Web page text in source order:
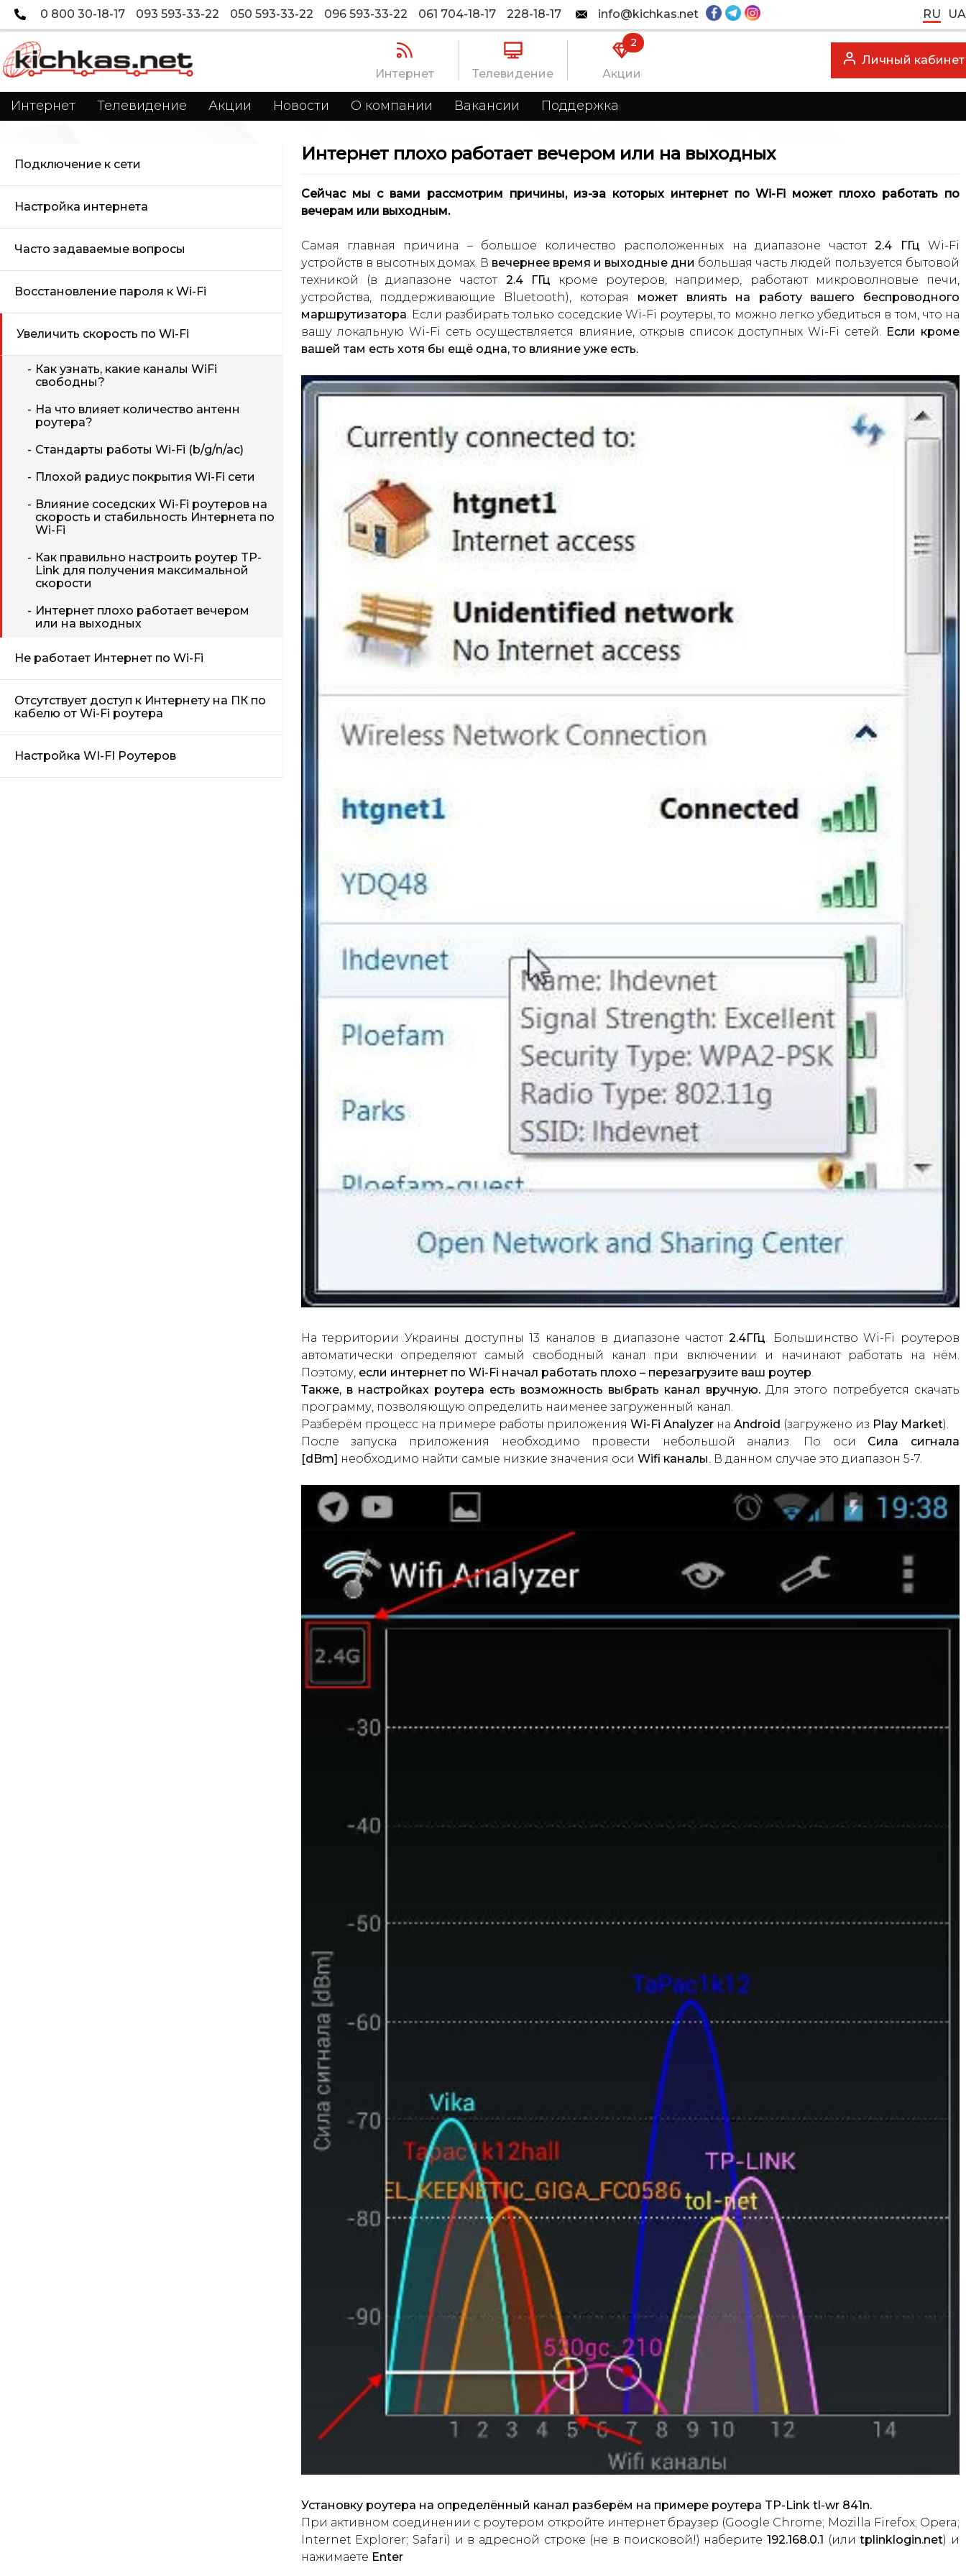
0 800 30-18-17 093 593-33-22 050 593-33-22 096 593-33-22 061 704-18-17 228-18-17 info@kichkas.net RU UA
Интернет Телевидение
2
Акции
Личный кабинет
Интернет Телевидение Акции Новости О компании Вакансии Поддержка
Подключение к сети
Настройка интернета
Часто задаваемые вопросы
Восстановление пароля к Wi-Fi
Увеличить скорость по Wi-Fi
Как узнать, какие каналы WiFi
свободны?
На что влияет количество антенн
роутера?
Стандарты работы Wi-Fi (b/g/n/ac)
Плохой радиус покрытия Wi-Fi сети
Влияние соседских Wi-Fi роутеров на
скорость и стабильность Интернета по
Wi-Fi
Как правильно настроить роутер TP-
Link для получения максимальной
скорости
Интернет плохо работает вечером
или на выходных
Не работает Интернет по Wi-Fi
Отсутствует доступ к Интернету на ПК по
кабелю от Wi-Fi роутера
Настройка WI-FI Роутеров
Интернет плохо работает вечером или на выходных
Сейчас мы с вами рассмотрим причины, из-за которых интернет по Wi-Fi может плохо работать по
вечерам или выходным.
Самая главная причина – большое количество расположенных на диапазоне частот2.4 ГГц Wi-Fi
устройств в высотных домах. В вечернее время и выходные дни большая часть людей пользуется бытовой
техникой (в диапазоне частот 2.4 ГГц кроме роутеров, например, работают микроволновые печи,
устройства, поддерживающие Bluetooth), которая может влиять на работу вашего беспроводного
маршрутизатора. Если разбирать только соседские Wi-Fi роутеры, то можно легко убедиться в том, что на
вашу локальную Wi-Fi сеть осуществляется влияние, открыв список доступных Wi-Fi сетей. Если кроме
вашей там есть хотя бы ещё одна, то влияние уже есть.
На территории Украины доступны 13 каналов в диапазоне частот 2.4ГГц. Большинство Wi-Fi роутеров
автоматически определяют самый свободный канал при включении и начинают работать на нём.
Поэтому, если интернет по Wi-Fi начал работать плохо – перезагрузите ваш роутер.
Также, в настройках роутера есть возможность выбрать канал вручную.Для этого потребуется скачать
программу, позволяющую определить наименее загруженный канал.
Разберём процесс на примере работы приложения Wi-Fi Analyzerна Android (загружено из Play Market).
После запуска приложения необходимо провести небольшой анализ. По оси Сила сигнала
[dBm] необходимо найти самые низкие значения оси Wifi каналы.В данном случае это диапазон 5-7.
Установку роутера на определённый канал разберём на примере роутера TP-Link tl-wr 841n.
При активном соединении с роутером откройте интернет браузер (Google Chrome; Mozilla Firefox; Opera;
Internet Explorer; Safari) и в адресной строке (не в поисковой!) наберите192.168.0.1 (илиtplinklogin.net) и
нажимаете Enter